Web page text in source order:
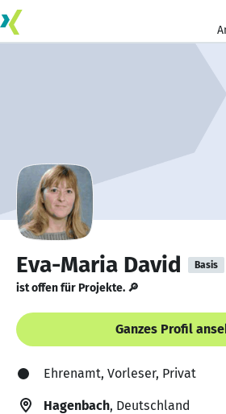
Eva-Maria David Basis
ist offen für Projekte. 🔎
Ganzes Profil
Ehrenamt, Vorleser, Privat
Hagenbach, Deutschland